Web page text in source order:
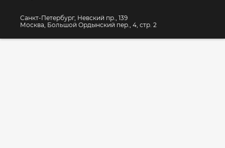
Санкт-Петербург, Невский пр., 139
Москва, Большой Ордынский пер., 4, стр. 2